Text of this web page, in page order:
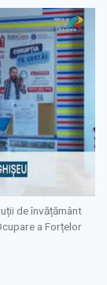
de învățământ
a Forțelor